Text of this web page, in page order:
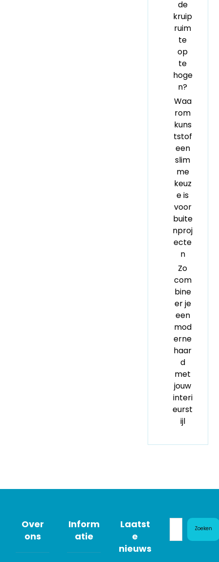
de
kruip
ruim
te
op
te
hoge
n?
Waa
rom
kuns
tstof
een
slim
me
keuz
e is
voor
buite
nproj
ecte
n
Zo
com
bine
er je
een
mod
erne
haar
d
met
jouw
interi
eurst
ijl
Over
ons
Inform
atie
Laatst
e
nieuws
Zoeken